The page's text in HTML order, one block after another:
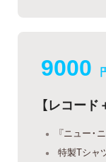
9000
【レコー
『ニュー・
特製Tシャ